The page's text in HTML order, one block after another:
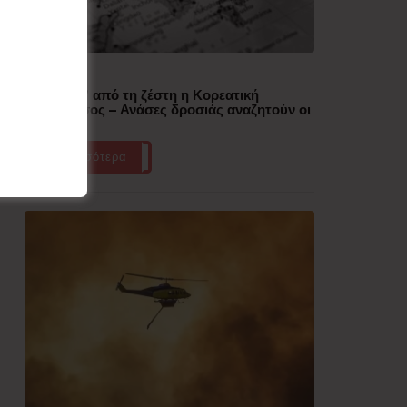
“Έλιωσε” από τη ζέστη η Κορεατική
Χερσόνησος – Ανάσες δροσιάς αναζητούν οι
Περισσότερα